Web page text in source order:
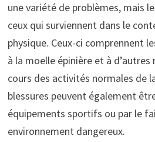
une variété de problèmes, mais
ceux qui surviennent dans le
physique. Ceux-ci comprennent
à la moelle épinière et à
cours des activités normales de
blessures peuvent également
équipements sportifs ou par le
environnement dangereux.